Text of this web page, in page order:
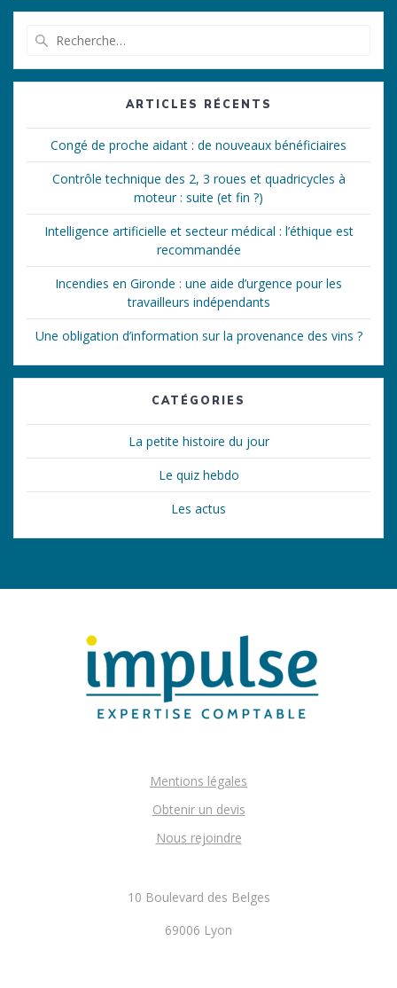
:
ARTICLES RÉCENTS
Congé de proche aidant : de nouveaux bénéficiaires
Contrôle technique des 2, 3 roues et quadricycles à
moteur : suite (et fin ?)
Intelligence artificielle et secteur médical : l’éthique est
recommandée
Incendies en Gironde : une aide d’urgence pour les
travailleurs indépendants
Une obligation d’information sur la provenance des vins ?
CATÉGORIES
La petite histoire du jour
Le quiz hebdo
Les actus
Mentions légales
Obtenir un devis
Nous rejoindre
10 Boulevard des Belges
69006 Lyon